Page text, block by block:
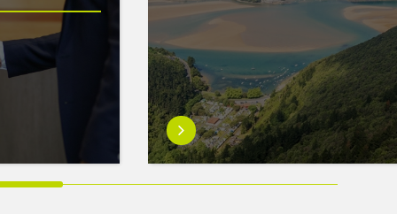
Ezagutu
gehiago:Euskaltelek
ehun
esku-